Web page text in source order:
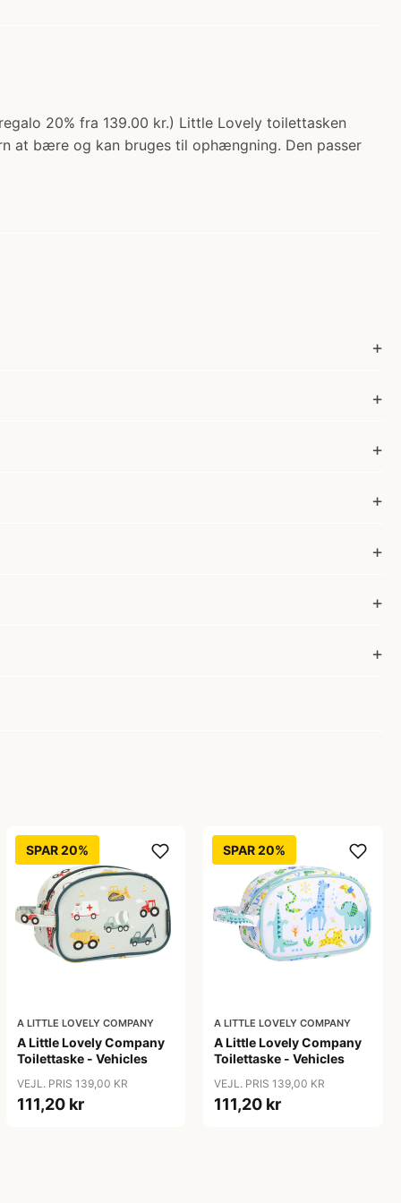
20% fra 139.00 kr.) Little Lovely toilettasken
at bære og kan bruges til ophængning. Den passer
SPAR 20%
A LITTLE LOVELY COMPANY
A Little Lovely Company
Toilettaske - Vehicles
VEJL. PRIS 139,00 KR
111,20 kr
SPAR 20%
A LITTLE LOVELY COMPANY
A Little Lovely Company
Toilettaske - Vehicles
VEJL. PRIS 139,00 KR
111,20 kr